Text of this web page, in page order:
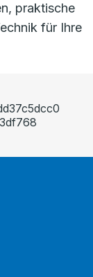
praktische
für Ihre